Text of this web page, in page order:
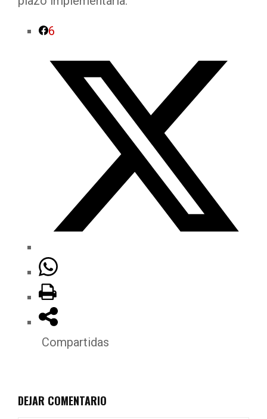
6
Compartidas
DEJAR COMENTARIO